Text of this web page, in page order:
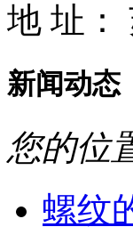
地 址：
新闻动态
您的位
螺纹